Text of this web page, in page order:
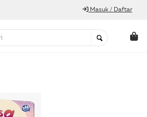
Masuk / Daftar